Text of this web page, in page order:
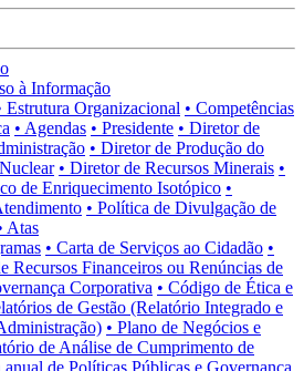
à Informação
Estrutura Organizacional • Competências
• Agendas • Presidente • Diretor de
• Diretor de Produção do
• Diretor de Recursos Minerais •
de Enriquecimento Isotópico •
• Política de Divulgação de
Atas
• Carta de Serviços ao Cidadão •
Recursos Financeiros ou Renúncias de
Corporativa • Código de Ética e
de Gestão (Relatório Integrado e
• Plano de Negócios e
de Análise de Cumprimento de
anual de Políticas Públicas e Governança